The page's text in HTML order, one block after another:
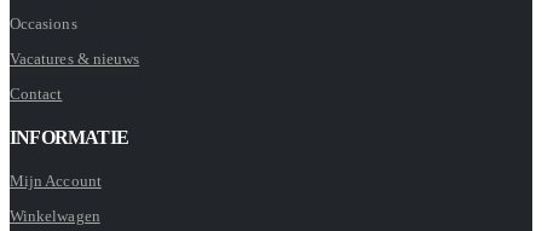
Occasions
Vacatures & nieuws
Contact
INFORMATIE
Mijn Account
Winkelwagen